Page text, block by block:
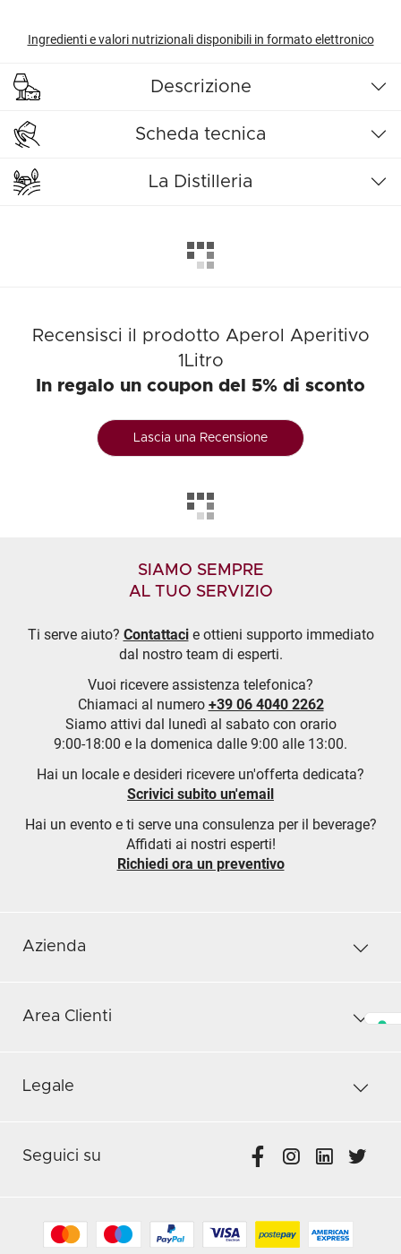
Ingredienti e valori nutrizionali disponibili in formato elettronico
Descrizione
Scheda tecnica
La Distilleria
Recensisci il prodotto Aperol Aperitivo
1Litro
In regalo un coupon del 5% di sconto
Lascia una Recensione
SIAMO SEMPRE
AL TUO SERVIZIO
Ti serve aiuto? Contattacie ottieni supporto immediato
dal nostro team di esperti.
Vuoi ricevere assistenza telefonica?
Chiamaci al numero +39 06 4040 2262
Siamo attivi dal lunedì al sabato con orario
9:00-18:00 e la domenica dalle 9:00 alle 13:00.
Hai un locale e desideri ricevere un'offerta dedicata?
Scrivici subito un'email
Hai un evento e ti serve una consulenza per il beverage?
Affidati ai nostri esperti!
Richiedi ora un preventivo
Azienda
Area Clienti
Legale
Seguici su